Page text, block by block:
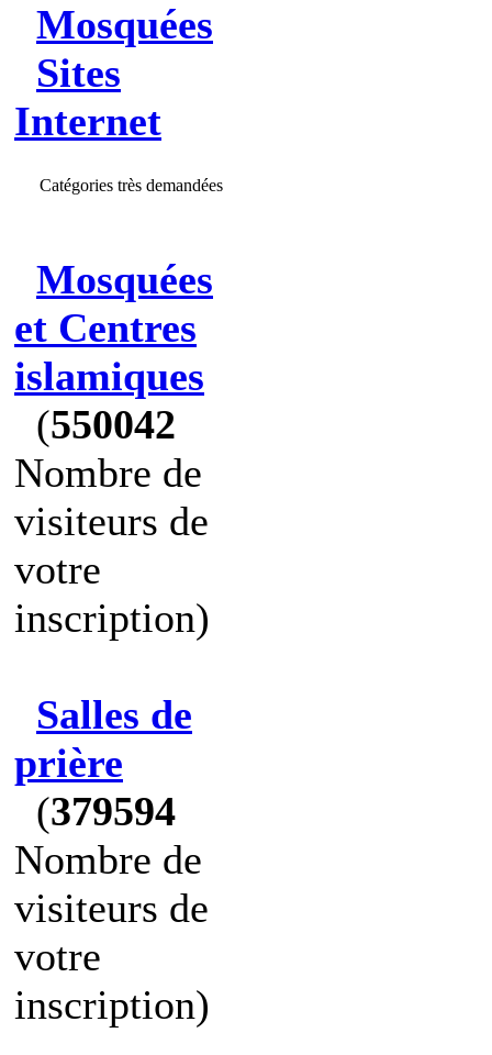
Mosquées
Sites
Internet
Catégories très demandées
Mosquées
et Centres
islamiques
(550042
Nombre de
visiteurs de
votre
inscription)
Salles de
prière
(379594
Nombre de
visiteurs de
votre
inscription)